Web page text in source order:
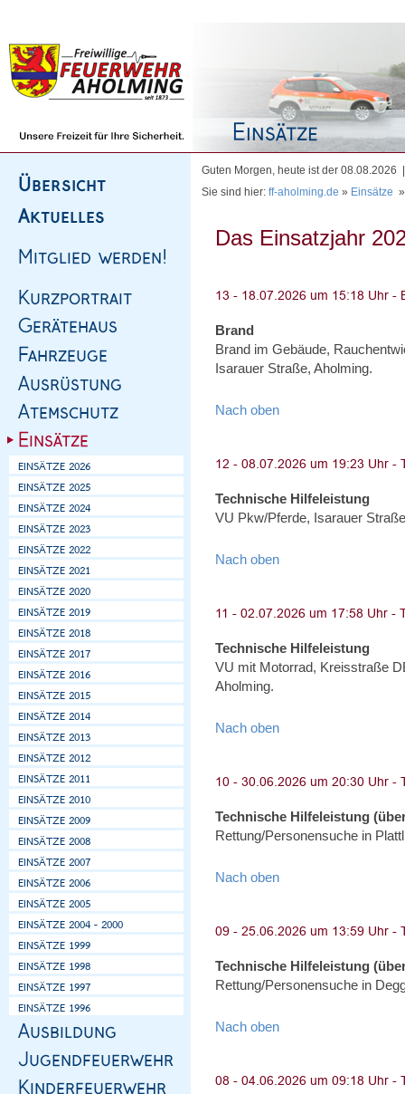
Guten Morgen, heute ist der
Sie sind hier: ff-aholming.de » Einsätze
Das Einsatzjahr
Brand
Brand im Gebäude,
Isarauer Straße, Aholming.
Nach oben
Technische Hilfeleistung
VU Pkw/Pferde, Isarauer
Nach oben
Technische Hilfeleistung
VU mit Motorrad, Kreisstraße
Aholming.
Nach oben
Technische Hilfeleistung
Rettung/Personensuche in
Nach oben
Technische Hilfeleistung
Rettung/Personensuche in
Nach oben